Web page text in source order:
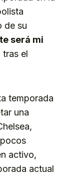
de su
será mi
tras el
temporada
una
activo,
actual